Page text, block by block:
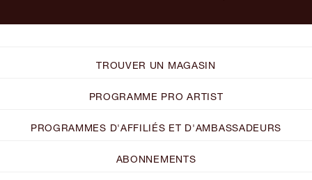
TROUVER UN MAGASIN
PROGRAMME PRO ARTIST
PROGRAMMES D'AFFILIÉS ET D'AMBASSADEURS
ABONNEMENTS